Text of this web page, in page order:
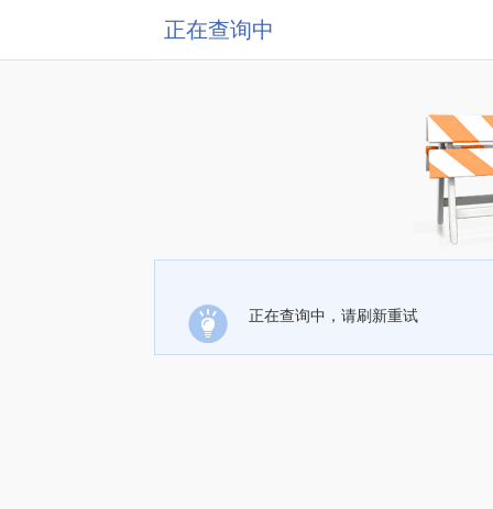
正在查询中
正在查询中，请刷新重试